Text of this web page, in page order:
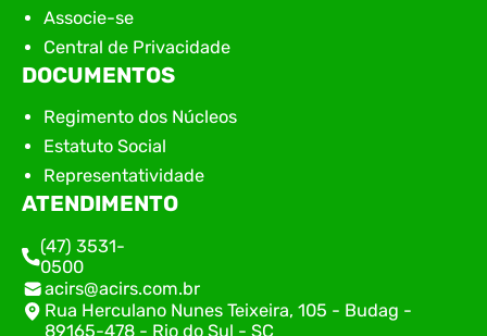
Associe-se
Central de Privacidade
DOCUMENTOS
Regimento dos Núcleos
Estatuto Social
Representatividade
ATENDIMENTO
(47) 3531-
0500
acirs@acirs.com.br
Rua Herculano Nunes Teixeira, 105 - Budag -
89165-478 - Rio do Sul - SC